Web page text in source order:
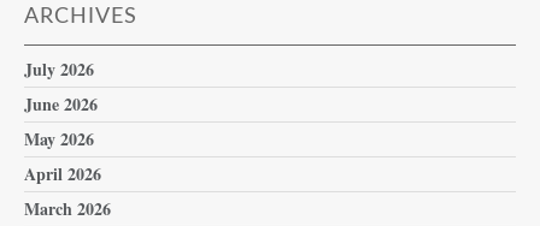
ARCHIVES
July 2026
June 2026
May 2026
April 2026
March 2026